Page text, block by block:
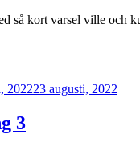
så kort varsel ville och
202223 augusti, 2022
3